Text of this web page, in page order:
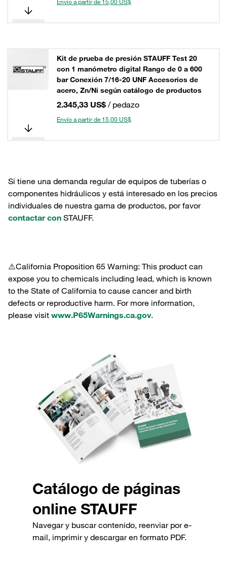
Kit de prueba de presión STAUFF Test 20
con 1 manómetro digital Rango de 0 a 600
bar Conexión 7/16-20 UNF Accesorios de
acero, Zn/Ni según catálogo de productos
2.345,33 US$ / pedazo
Envío a partir de 15,00 US$
Si tiene una demanda regular de equipos de tuberías o
componentes hidráulicos y está interesado en los precios
individuales de nuestra gama de productos, por favor
contactar con STAUFF.
⚠️California Proposition 65 Warning: This product can
expose you to chemicals including lead, which is known
to the State of California to cause cancer and birth
defects or reproductive harm. For more information,
please visit www.P65Warnings.ca.gov.
Catálogo de páginas
online STAUFF
Navegar y buscar contenido, reenviar por e-
mail, imprimir y descargar en formato PDF.